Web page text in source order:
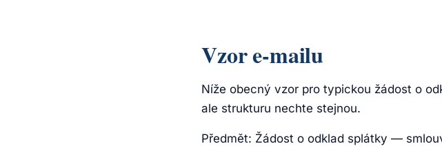
Vzor e-mailu
Níže obecný vzor pro typickou žádost o
ale strukturu nechte stejnou.
Předmět: Žádost o odklad splátky —